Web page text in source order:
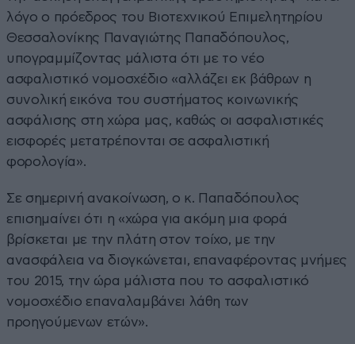
λόγο ο πρόεδρος του Βιοτεχνικού Επιμελητηρίου
Θεσσαλονίκης Παναγιώτης Παπαδόπουλος,
υπογραμμίζοντας μάλιστα ότι με το νέο
ασφαλιστικό νομοσχέδιο «αλλάζει εκ βάθρων η
συνολική εικόνα του συστήματος κοινωνικής
ασφάλισης στη χώρα μας, καθώς οι ασφαλιστικές
εισφορές μετατρέπονται σε ασφαλιστική
φορολογία».
Σε σημερινή ανακοίνωση, ο κ. Παπαδόπουλος
επισημαίνει ότι η «χώρα για ακόμη μια φορά
βρίσκεται με την πλάτη στον τοίχο, με την
ανασφάλεια να διογκώνεται, επαναφέροντας μνήμες
του 2015, την ώρα μάλιστα που το ασφαλιστικό
νομοσχέδιο επαναλαμβάνει λάθη των
προηγούμενων ετών».